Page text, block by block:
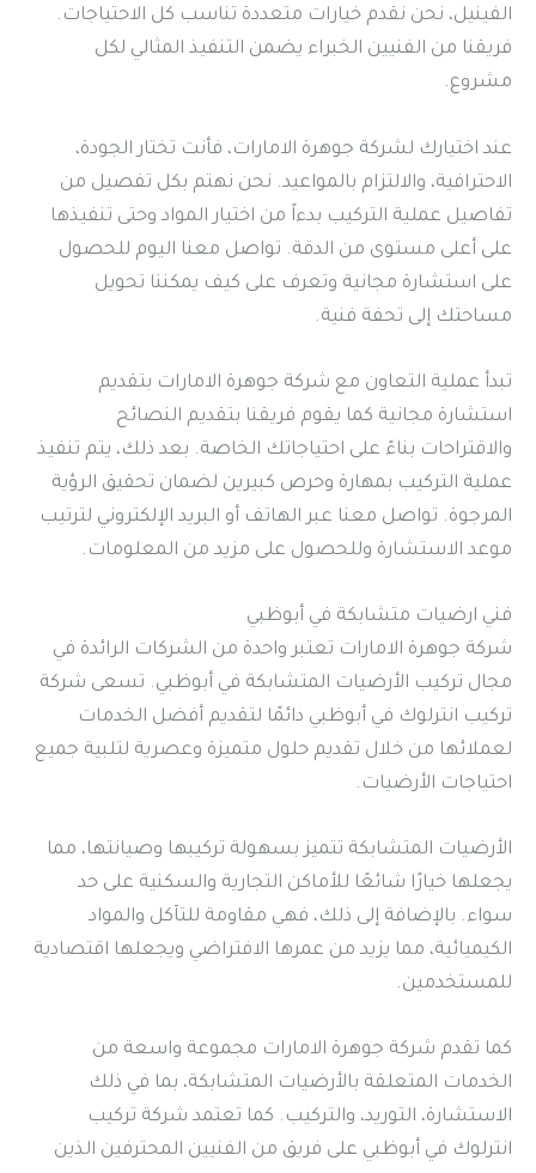
الفينيل، نحن نقدم خيارات متعددة تناسب كل الاحتياجات.
فريقنا من الفنيين الخبراء يضمن التنفيذ المثالي لكل
مشروع.
عند اختيارك لشركة جوهرة الامارات، فأنت تختار الجودة،
الاحترافية، والالتزام بالمواعيد. نحن نهتم بكل تفصيل من
تفاصيل عملية التركيب بدءاً من اختيار المواد وحتى تنفيذها
على أعلى مستوى من الدقة. تواصل معنا اليوم للحصول
على استشارة مجانية وتعرف على كيف يمكننا تحويل
مساحتك إلى تحفة فنية.
تبدأ عملية التعاون مع شركة جوهرة الامارات بتقديم
استشارة مجانية كما يقوم فريقنا بتقديم النصائح
والاقتراحات بناءً على احتياجاتك الخاصة. بعد ذلك، يتم تنفيذ
عملية التركيب بمهارة وحرص كبيرين لضمان تحقيق الرؤية
المرجوة. تواصل معنا عبر الهاتف أو البريد الإلكتروني لترتيب
موعد الاستشارة وللحصول على مزيد من المعلومات.
فني ارضيات متشابكة في أبوظبي
شركة جوهرة الامارات تعتبر واحدة من الشركات الرائدة في
مجال تركيب الأرضيات المتشابكة في أبوظبي. تسعى شركة
تركيب انترلوك في أبوظبي دائمًا لتقديم أفضل الخدمات
لعملائها من خلال تقديم حلول متميزة وعصرية لتلبية جميع
احتياجات الأرضيات.
الأرضيات المتشابكة تتميز بسهولة تركيبها وصيانتها، مما
يجعلها خيارًا شائعًا للأماكن التجارية والسكنية على حد
سواء. بالإضافة إلى ذلك، فهي مقاومة للتآكل والمواد
الكيميائية، مما يزيد من عمرها الافتراضي ويجعلها اقتصادية
للمستخدمين.
كما تقدم شركة جوهرة الامارات مجموعة واسعة من
الخدمات المتعلقة بالأرضيات المتشابكة، بما في ذلك
الاستشارة، التوريد، والتركيب. كما تعتمد شركة تركيب
انترلوك في أبوظبي على فريق من الفنيين المحترفين الذين